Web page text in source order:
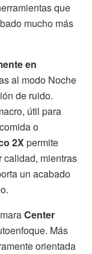
que
mucho más
en
al modo Noche
de ruido.
útil para
o
2Xpermite
calidad, mientras
un acabado
Center
Más
orientada